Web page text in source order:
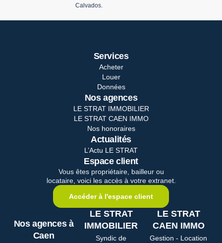
Calvados.
Services
Acheter
Louer
Données
Nos agences
LE STRAT IMMOBILIER
LE STRAT CAEN IMMO
Nos honoraires
Actualités
L’Actu LE STRAT
Espace client
Vous êtes propriétaire, bailleur ou
locataire, voici les accès à votre extranet.
Accéder à l'espace client
Nos agences à
Caen
LE STRAT
IMMOBILIER
Syndic de
LE STRAT
CAEN IMMO
Gestion - Location